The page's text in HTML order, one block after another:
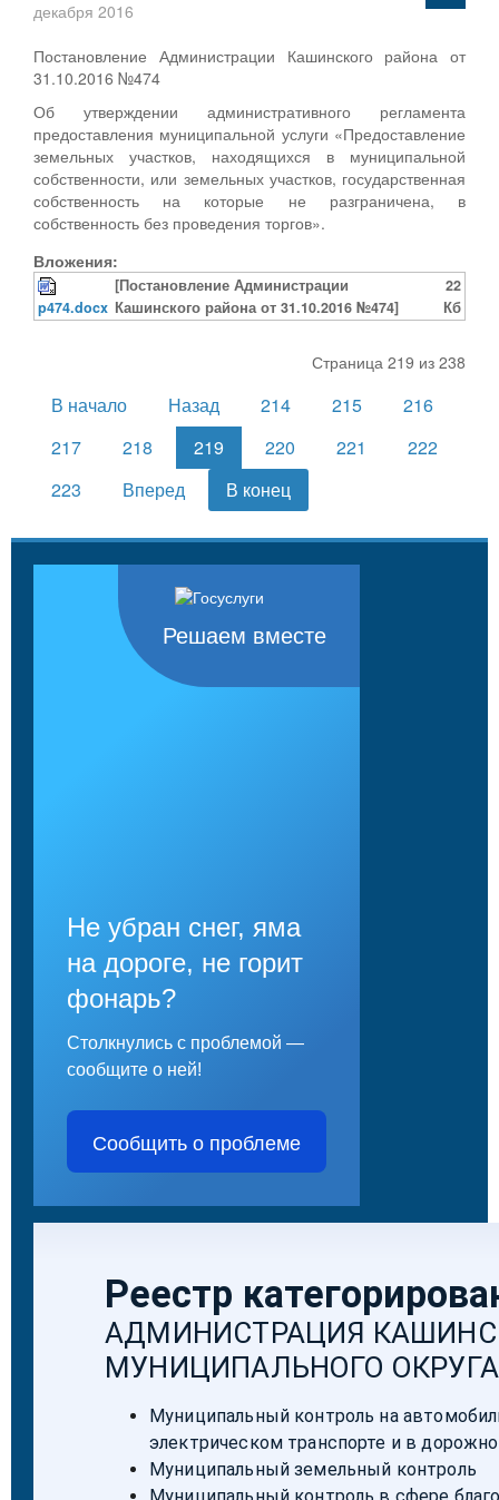
декабря 2016
Постановление Администрации Кашинского района от
31.10.2016 №474
Об утверждении административного регламента
предоставления муниципальной услуги «Предоставление
земельных участков, находящихся в муниципальной
собственности, или земельных участков, государственная
собственность на которые не разграничена, в
собственность без проведения торгов».
Вложения:
p474.docx
[Постановление Администрации
Кашинского района от 31.10.2016 №474]
22
Кб
Страница 219 из 238
В начало Назад 214 215
216
217
218 219 220 221
222
223
Вперед В конец
Решаем вместе
Не убран снег, яма
на дороге, не горит
фонарь?
Столкнулись с проблемой —
сообщите о ней!
Сообщить о проблеме